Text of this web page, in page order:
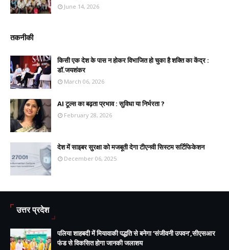
June 14, 2026
तकनीकी
किसी एक देश के पास न होकर विभाजित हो चुका है शक्ति का केंद्र :
डॉ.जयशंकर
March 06, 2026
AI टूल्स का बढ़ता प्रभाव : सुविधा या निर्भरता ?
February 28, 2026
देश में साइबर सुरक्षा को मजबूती देगा टीएनवी सिस्टम सर्टिफिकेशन
December 06, 2025
उत्तर प्रदेश
पलिया शाहबदी में मियावाकी पद्धति से बनेगा ‘संजीवनी उपवन’,सीएसआर
फंड से विकसित होगा जानकी जलाशय